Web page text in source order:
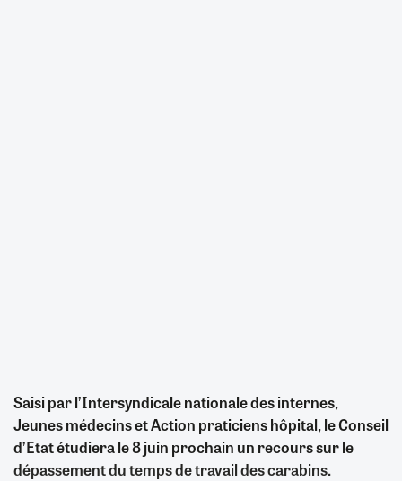
Saisi par l’Intersyndicale nationale des internes,
Jeunes médecins et Action praticiens hôpital, le Conseil
d’Etat étudiera le 8 juin prochain un recours sur le
dépassement du temps de travail des carabins.